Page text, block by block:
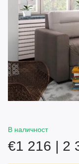
В наличност
€1 216 | 2